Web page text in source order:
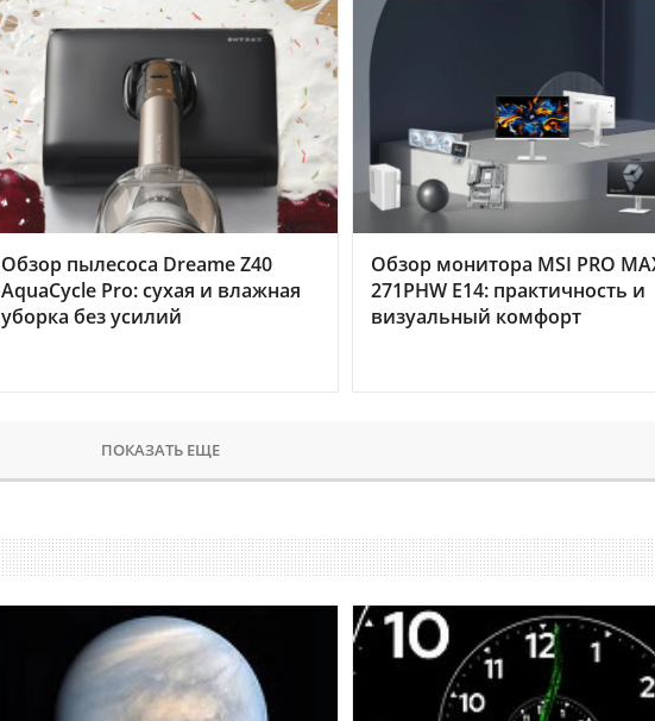
Обзор пылесоса Dreame Z40
AquaCycle Pro: сухая и влажная
уборка без усилий
Обзор монитора MSI PRO
271PHW E14: практичность и
визуальный комфорт
ПОКАЗАТЬ ЕЩЕ